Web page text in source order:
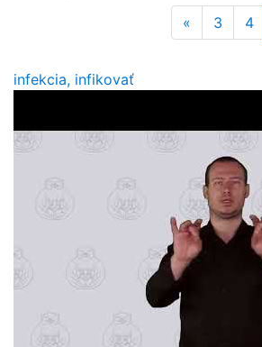
«
3 4
infekcia, infikovať